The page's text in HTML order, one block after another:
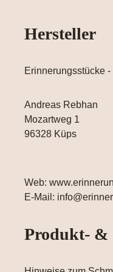
Hersteller
Erinnerungsstücke
Andreas Rebhan
Mozartweg 1
96328 Küps
Web:
E-Mail:
Produkt- &